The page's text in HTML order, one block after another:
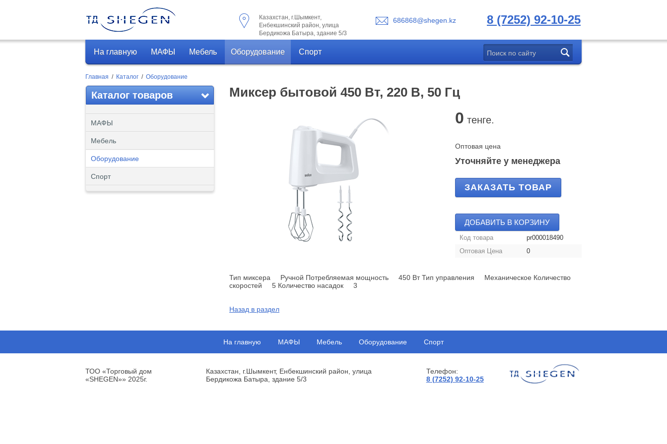
Казахстан, г.Шымкент,
Енбекшинский район, улица
Бердикожа Батыра, здание 5/3
686868@shegen.kz 8 (7252) 92-10-25
На главную МАФЫ Мебель Оборудование Спорт
Главная / Каталог / Оборудование
Каталог товаров
МАФЫ
Мебель
Оборудование
Спорт
Миксер бытовой 450 Вт, 220 В, 50 Гц
0 тенге.
Оптовая цена
Уточняйте у менеджера
ЗАКАЗАТЬ ТОВАР
ДОБАВИТЬ В КОРЗИНУ
Код товара
pr000018490
Оптовая Цена
0
Тип миксера Ручной Потребляемая мощность 450 Вт Тип управления Механическое Количество
скоростей 5 Количество насадок 3
Назад в раздел
На главную МАФЫ Мебель Оборудование Спорт
ТОО «Торговый дом
«SHEGEN»» 2025г.
Казахстан, г.Шымкент, Енбекшинский район, улица
Бердикожа Батыра, здание 5/3
Телефон:
8 (7252) 92-10-25